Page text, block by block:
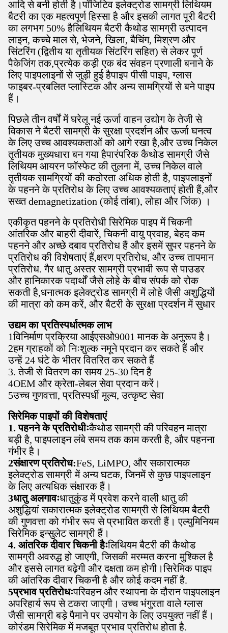
आदि से बनी होती है।पॉजिटिव इलेक्ट्रोड सामग्री लिथियम
बैटरी का एक महत्वपूर्ण हिस्सा है और इसकी लागत पूरी बैटरी
का लगभग 50% हैलिथियम बैटरी कैथोड सामग्री उत्पादन
लाइन, कच्चे माल से, भेजने, खिला, बैचिंग, मिश्रण और
सिंटरिंग (द्वितीय या तृतीयक सिंटरिंग सहित) से लेकर पूर्ण
पैकेजिंग तक,प्रत्येक कड़ी एक बंद संवहन प्रणाली बनाने के
लिए पाइपलाइनों से जुड़ी हुई हैपाइप पीसी पाइप, ग्लास
फाइबर-प्रबलित प्लास्टिक और अन्य सामग्रियों से बने पाइप
हैं।
पिछले तीन वर्षों में घरेलू नई ऊर्जा वाहन उद्योग के तेजी से
विकास ने बैटरी सामग्री के सुरक्षा प्रदर्शन और ऊर्जा घनत्व
के लिए उच्च आवश्यकताओं को आगे रखा है,और उच्च निकेल
तृतीयक मुख्यधारा बन गया हैपारंपरिक कैथोड सामग्री जैसे
लिथियम आयरन फॉस्फेट की तुलना में, उच्च निकेल वाले
तृतीयक सामग्रियों की कठोरता अधिक होती है, पाइपलाइनों
के पहनने के प्रतिरोध के लिए उच्च आवश्यकताएं होती हैं,और
सख्त demagnetization (कोई तांबा), लोहा और जिंक) ।
एकीकृत पहनने के प्रतिरोधी सिरेमिक पाइप में चिकनी
आंतरिक और बाहरी दीवारें, चिकनी वायु प्रवाह, बेहद कम
पहनने और अच्छे दबाव प्रतिरोध हैं और इसमें सुपर पहनने के
प्रतिरोध की विशेषताएं हैं,क्षरण प्रतिरोध, और उच्च तापमान
प्रतिरोध. गैर धातु अस्तर सामग्री प्रभावी रूप से पाउडर
और हानिकारक पदार्थों जैसे लोहे के बीच संपर्क को रोक
सकती है,धनात्मक इलेक्ट्रोड सामग्री में लोहे जैसी अशुद्धियों
की मात्रा को कम करें, और बैटरी के सुरक्षा प्रदर्शन में सुधार
उद्यम का प्रतिस्पर्धात्मक लाभ
1विनिर्माण प्रक्रिया आईएसओ9001 मानक के अनुरूप है।
2हम ग्राहकों को निःशुल्क नमूने प्रदान कर सकते हैं और
उन्हें 24 घंटे के भीतर वितरित कर सकते हैं
3. तेजी से वितरण का समय 25-30 दिन है
4OEM और क्रेता-लेबल सेवा प्रदान करें।
5उच्च गुणवत्ता, प्रतिस्पर्धी मूल्य, उत्कृष्ट सेवा
सिरेमिक पाइपों की विशेषताएं
1. पहनने के प्रतिरोधीःकैथोड सामग्री की परिवहन मात्रा
बड़ी है, पाइपलाइन लंबे समय तक काम करती है, और पहनना
गंभीर है।
2संक्षारण प्रतिरोध:FeS, LiMPO, और सकारात्मक
इलेक्ट्रोड सामग्री में अन्य घटक, जिनमें से कुछ पाइपलाइन
के लिए अत्यधिक संक्षारक हैं।
3धातु अलगावःधातुकुंड में प्रवेश करने वाली धातु की
अशुद्धियां सकारात्मक इलेक्ट्रोड सामग्री से लिथियम बैटरी
की गुणवत्ता को गंभीर रूप से प्रभावित करती हैं। एल्युमिनियम
सिरेमिक इन्सुलेट सामग्री हैं।
4. आंतरिक दीवार चिकनी हैःलिथियम बैटरी की कैथोड
सामग्री अवरुद्ध हो जाएगी, जिसकी मरम्मत करना मुश्किल है
और इससे लागत बढ़ेगी और दक्षता कम होगी।सिरेमिक पाइप
की आंतरिक दीवार चिकनी है और कोई कदम नहीं है.
5प्रभाव प्रतिरोधःपरिवहन और स्थापना के दौरान पाइपलाइन
अपरिहार्य रूप से टकरा जाएगी। उच्च भंगुरता वाले ग्लास
जैसी सामग्री बड़े पैमाने पर उपयोग के लिए उपयुक्त नहीं हैं।
कोरंडम सिरेमिक में मजबूत प्रभाव प्रतिरोध होता है.